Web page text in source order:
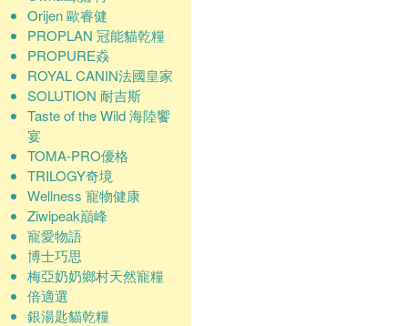
Orijen 歐睿健
PROPLAN 冠能貓乾糧
PROPURE猋
ROYAL CANIN法國皇家
SOLUTION 耐吉斯
Taste of the Wild 海陸饗
宴
TOMA-PRO優格
TRILOGY奇境
Wellness 寵物健康
Ziwipeak巔峰
寵愛物語
博士巧思
梅亞奶奶鄉村天然寵糧
倍適選
銀湯匙貓乾糧